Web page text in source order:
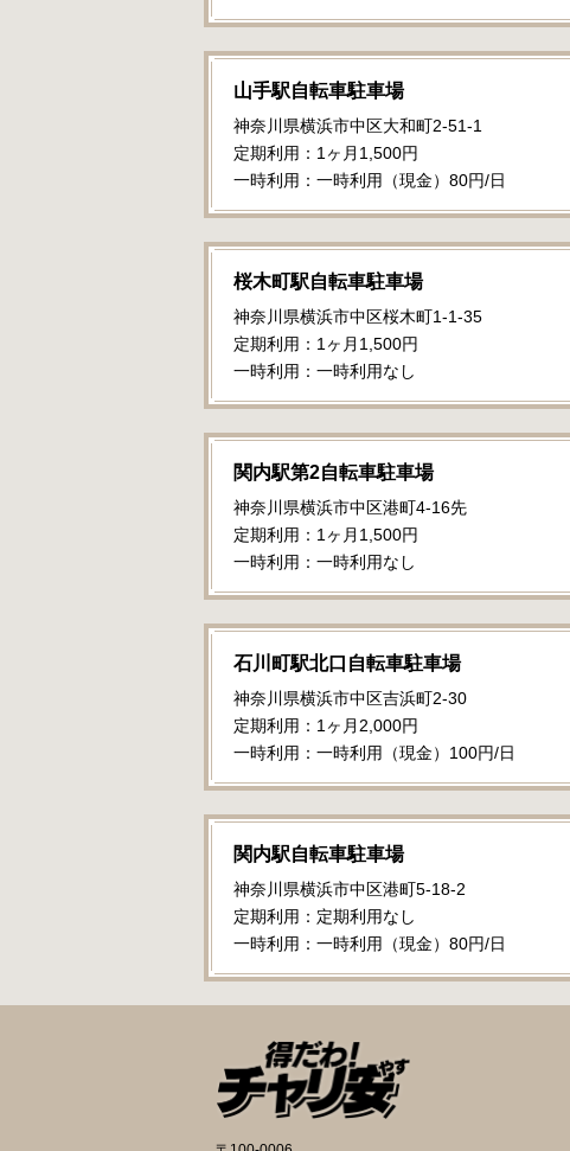
山手駅自転車駐車場
神奈川県横浜市中区大和町2-51-1
定期利用：1ヶ月1,500円
一時利用：一時利用（現金）80円/日
桜木町駅自転車駐車場
神奈川県横浜市中区桜木町1-1-35
定期利用：1ヶ月1,500円
一時利用：一時利用なし
関内駅第2自転車駐車場
神奈川県横浜市中区港町4-16先
定期利用：1ヶ月1,500円
一時利用：一時利用なし
石川町駅北口自転車駐車場
神奈川県横浜市中区吉浜町2-30
定期利用：1ヶ月2,000円
一時利用：一時利用（現金）100円/日
関内駅自転車駐車場
神奈川県横浜市中区港町5-18-2
定期利用：定期利用なし
一時利用：一時利用（現金）80円/日